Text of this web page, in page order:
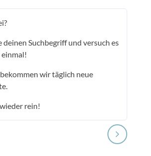
deinen Suchbegriff und versuch es
wir täglich neue
rein!